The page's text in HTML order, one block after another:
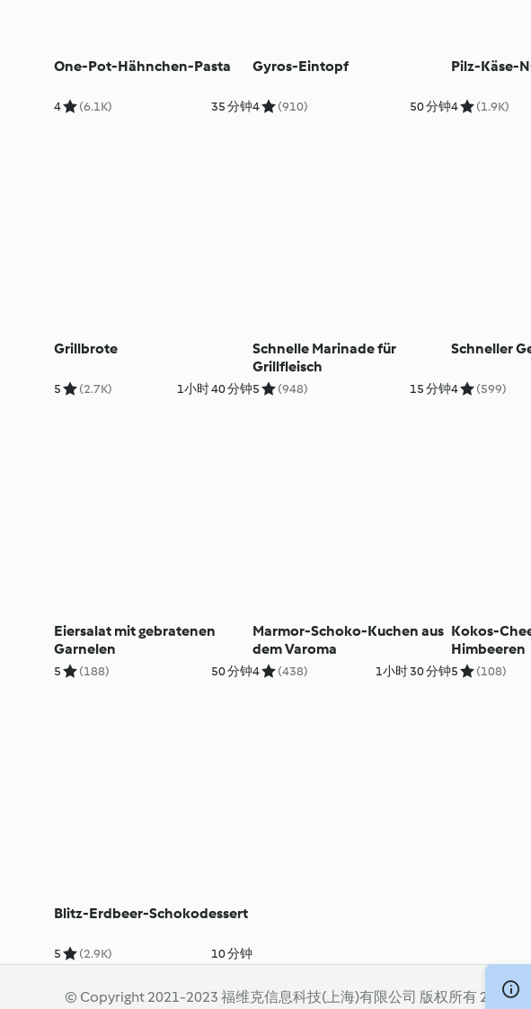
One-Pot-Hähnchen-Pasta
4 (6.1K) 35 分钟
Gyros-Eintopf
4 (910) 50 分钟
Pilz-Käse-
4 (1.9K)
Grillbrote
5 (2.7K) 1小时 40 分钟
Schnelle Marinade für
Grillfleisch
5 (948) 15 分钟
Schneller
4 (599)
Eiersalat mit gebratenen
Garnelen
5 (188) 50 分钟
Marmor-Schoko-Kuchen aus
dem Varoma
4 (438) 1小时 30 分钟
Kokos-
Himbeeren
5 (108)
Blitz-Erdbeer-Schokodessert
5 (2.9K) 10 分钟
© Copyright 2021-2023 福维克信息科技(上海)有限公司 版权所有 2026